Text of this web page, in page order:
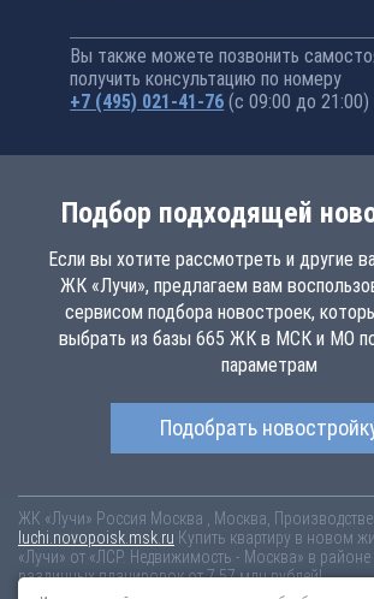
Вы также можете позвонить
получить консультацию по номеру
+7 (495) 021-41-76 (с 09:00 до 21:00)
Подбор подходящей
Если вы хотите рассмотреть и другие
ЖК «Лучи», предлагаем вам
сервисом подбора новостроек,
выбрать из базы 665 ЖК в МСК и МО
параметрам
Подобрать
ЖК «Лучи» Россия Москва
, Москва,
luchi.novopoisk.msk.ru Купить квартиру в новом
«Лучи» от «ЛСР. Недвижимость - Москва» в
различных планировок от 7.57 млн рублей!